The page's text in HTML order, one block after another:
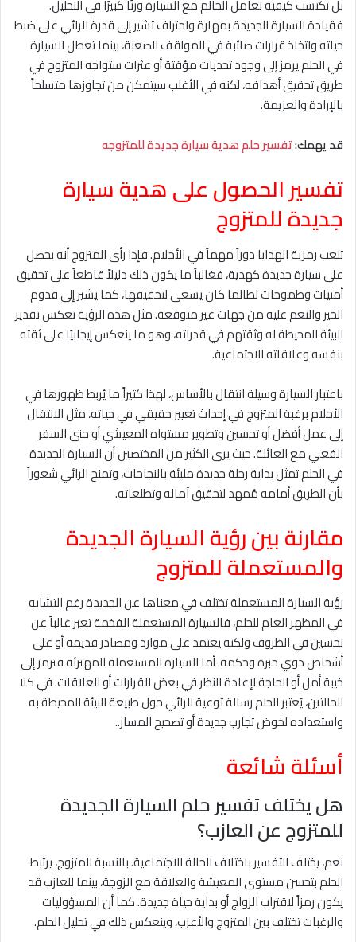
بل تكتسب كيفية تعامل الحالم مع السيارة وزنًا كبيرًا في التحليل.
فقيادة السيارة الجديدة بمهارة واحتراف تشير إلى قدرة الرائي على ضبط
حياته واتخاذ قرارات صائبة في المواقف الصعبة، بينما تعطل السيارة
في الحلم يرمز إلى وجود تحديات مؤقتة أو عثرات ستواجه المتزوج في
طريق تحقيق أهدافه، لكنه في الأغلب سيتمكن من تجاوزها متسلحاً
بالإرادة والعزيمة.
قد يهمك:تفسير حلم هدية سيارة جديدة للمتزوجه
تفسير الحصول على هدية سيارة
جديدة للمتزوج
تلعب رمزية الهدايا دوراً مهماً في الأحلام. فإذا رأى المتزوج أنه يحصل
على سيارة جديدة كهدية، فغالباً ما يكون ذلك دليلاً قاطعاً على تحقيق
أمنيات وطموحات لطالما كان يسعى لتحقيقها، كما يشير إلى قدوم
الخير والنعم عليه من جهات غير متوقعة. مثل هذه الرؤية تعكس تقدير
البيئة المحيطة له وثقتهم في قدراته، وهو ما ينعكس إيجابيًا على ثقته
بنفسه وعلاقاته الاجتماعية.
باعتبار السيارة وسيلة انتقال بالأساس، لهذا كثيراً ما يُربط ظهورها في
الأحلام برغبة المتزوج في إحداث تغيير حقيقي في حياته، مثل الانتقال
إلى عمل أفضل أو تحسين وتطوير مستواه المعيشي أو حتى السفر
الفعلي مع العائلة. حيث يرى الكثير من المختصين أن السيارة الجديدة
في الحلم تمثل بداية رحلة جديدة مليئة بالنجاحات، وتمنح الرائي شعوراً
بأن الطريق أمامه مُمهد لتحقيق آماله وتطلعاته.
مقارنة بين رؤية السيارة الجديدة
والمستعملة للمتزوج
رؤية السيارة المستعملة تختلف في معناها عن الجديدة رغم التشابه
في المظهر العام للحلم، فالسيارة المستعملة الفخمة تعبر غالباً عن
تحسين في الظروف ولكنه يعتمد على موارد ومصادر قديمة أو على
أشخاص ذوي خبرة وحكمة. أما السيارة المستعملة المهترئة فترمز إلى
خيبة أمل أو الحاجة لإعادة النظر في بعض القرارات أو العلاقات. في كلا
الحالتين، يُعتبر الحلم رسالة توعية للرائي حول طبيعة البيئة المحيطة به
واستعداده لخوض تجارب جديدة أو تصحيح المسار..
أسئلة شائعة
هل يختلف تفسير حلم السيارة الجديدة
للمتزوج عن العازب؟
نعم، يختلف التفسير باختلاف الحالة الاجتماعية. بالنسبة للمتزوج، يرتبط
الحلم بتحسن مستوى المعيشة والعلاقة مع الزوجة، بينما للعازب قد
يكون رمزاً لاقتراب الزواج أو بداية حياة جديدة. كما أن المسؤوليات
والرغبات تختلف بين المتزوج والأعزب، وينعكس ذلك في تحليل الحلم.